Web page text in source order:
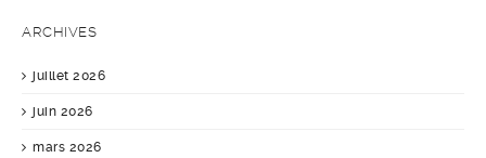
ARCHIVES
juillet 2026
juin 2026
mars 2026